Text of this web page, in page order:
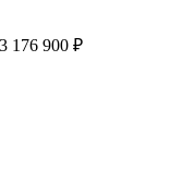
176 900 ₽